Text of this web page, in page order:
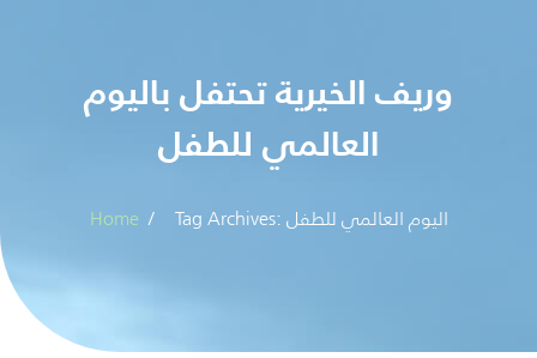
وريف الخيرية تحتفل باليوم
العالمي للطفل
Home Tag Archives: اليوم العالمي للطفل